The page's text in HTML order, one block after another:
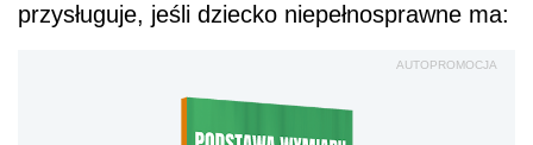
przysługuje, jeśli dziecko niepełnosprawne ma:
AUTOPROMOCJA